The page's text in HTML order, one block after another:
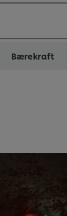
Bærekraft